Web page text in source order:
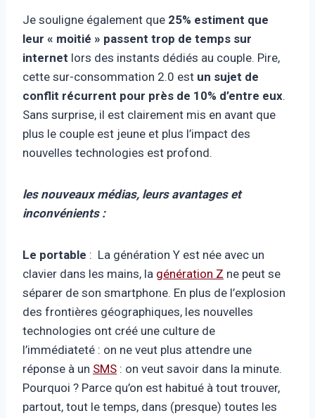
Je souligne également que 25% estiment que
leur « moitié » passent trop de temps sur
internet lors des instants dédiés au couple. Pire,
cette sur-consommation 2.0 est un sujet de
conflit récurrent pour près de 10% d’entre eux.
Sans surprise, il est clairement mis en avant que
plus le couple est jeune et plus l’impact des
nouvelles technologies est profond.
les nouveaux médias, leurs avantages et
inconvénients :
Le portable : La génération Y est née avec un
clavier dans les mains, la génération Z ne peut se
séparer de son smartphone. En plus de l’explosion
des frontières géographiques, les nouvelles
technologies ont créé une culture de
l’immédiateté : on ne veut plus attendre une
réponse à un SMS : on veut savoir dans la minute.
Pourquoi ? Parce qu’on est habitué à tout trouver,
partout, tout le temps, dans (presque) toutes les